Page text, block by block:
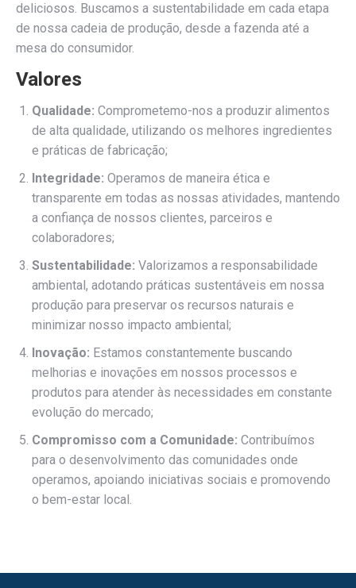
deliciosos. Buscamos a sustentabilidade em cada etapa
de nossa cadeia de produção, desde a fazenda até a
mesa do consumidor.
Valores
Qualidade: Comprometemo-nos a produzir alimentos
de alta qualidade, utilizando os melhores ingredientes
e práticas de fabricação;
Integridade: Operamos de maneira ética e
transparente em todas as nossas atividades, mantendo
a confiança de nossos clientes, parceiros e
colaboradores;
Sustentabilidade: Valorizamos a responsabilidade
ambiental, adotando práticas sustentáveis em nossa
produção para preservar os recursos naturais e
minimizar nosso impacto ambiental;
Inovação: Estamos constantemente buscando
melhorias e inovações em nossos processos e
produtos para atender às necessidades em constante
evolução do mercado;
Compromisso com a Comunidade: Contribuímos
para o desenvolvimento das comunidades onde
operamos, apoiando iniciativas sociais e promovendo
o bem-estar local.